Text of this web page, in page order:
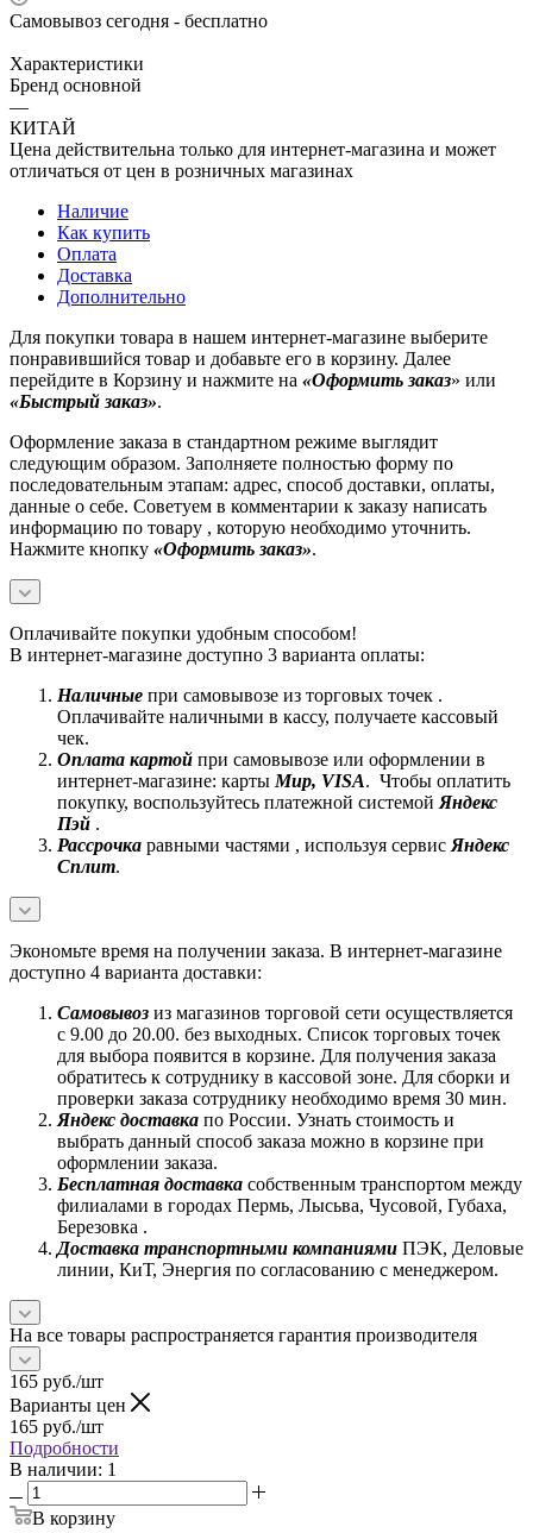
Самовывоз сегодня - бесплатно
Характеристики
Бренд основной
—
КИТАЙ
Цена действительна только для интернет-магазина и может
отличаться от цен в розничных магазинах
Наличие
Как купить
Оплата
Доставка
Дополнительно
Для покупки товара в нашем интернет-магазине выберите
понравившийся товар и добавьте его в корзину. Далее
перейдите в Корзину и нажмите на «Оформить заказ» или
«Быстрый заказ».
Оформление заказа в стандартном режиме выглядит
следующим образом. Заполняете полностью форму по
последовательным этапам: адрес, способ доставки, оплаты,
данные о себе. Советуем в комментарии к заказу написать
информацию по товару , которую необходимо уточнить.
Нажмите кнопку «Оформить заказ».
Оплачивайте покупки удобным способом!
В интернет-магазине доступно 3 варианта оплаты:
Наличные при самовывозе из торговых точек .
Оплачивайте наличными в кассу, получаете кассовый
чек.
Оплата картой при самовывозе или оформлении в
интернет-магазине: карты Mир, VISA. Чтобы оплатить
покупку, воспользуйтесь платежной системой Яндекс
Пэй .
Рассрочка равными частями , используя сервис Яндекс
Сплит.
Экономьте время на получении заказа. В интернет-магазине
доступно 4 варианта доставки:
Самовывоз из магазинов торговой сети осуществляется
с 9.00 до 20.00. без выходных. Список торговых точек
для выбора появится в корзине. Для получения заказа
обратитесь к сотруднику в кассовой зоне. Для сборки и
проверки заказа сотруднику необходимо время 30 мин.
Яндекс доставка по России. Узнать стоимость и
выбрать данный способ заказа можно в корзине при
оформлении заказа.
Бесплатная доставка собственным транспортом между
филиалами в городах Пермь, Лысьва, Чусовой, Губаха,
Березовка .
Доставка транспортными компаниями ПЭК, Деловые
линии, КиТ, Энергия по согласованию с менеджером.
На все товары распространяется гарантия производителя
165 руб./шт
Варианты цен
165 руб./шт
Подробности
В наличии: 1
В корзину